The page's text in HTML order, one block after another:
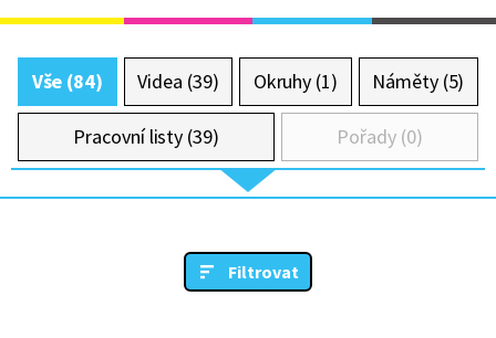
Vše (84) Videa (39) Okruhy (1) Náměty (5)
Pracovní listy (39) Pořady (0)
Filtrovat